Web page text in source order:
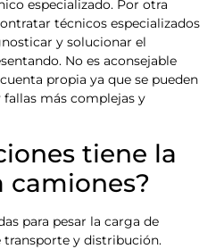
especializado. Por otra
técnicos especializados
y solucionar el
No es aconsejable
propia ya que se pueden
más complejas y
tiene la
camiones?
para pesar la carga de
transporte y distribución.